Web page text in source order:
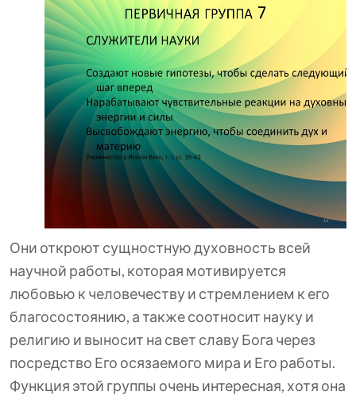
Они откроют сущностную духовность всей
научной работы, которая мотивируется
любовью к человечеству и стремлением к его
благосостоянию, а также соотносит науку и
религию и выносит на свет славу Бога через
посредство Его осязаемого мира и Его работы.
Функция этой группы очень интересная, хотя она